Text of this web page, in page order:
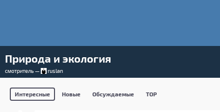
Природа и экология
смотритель — ruslan
Интересные Новые Обсуждаемые TOP